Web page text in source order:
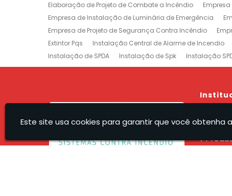
Elaboração de Projeto de Combate a Incêndio
Empresa de Instalação de Luminária de Emergência
Empresa de Projeto de Segurança Contra Incêndio
Extintor Pqs
Instalação Central de Alarme de Incendio
Instalação de SPDA
Instalação de Spk Instalação
Manutenção e Instalação de SPDA
Projeto de Detecção
Empresa de Manutenção de
Sistemas de Combate a Incêndio no Rio de Janeiro
A
Este site usa cookies para garantir que você obtenha